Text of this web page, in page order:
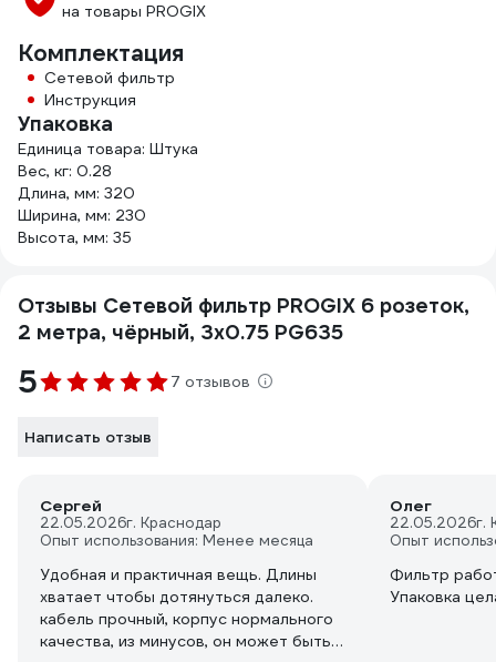
на товары PROGIX
Комплектация
Сетевой фильтр
Инструкция
Упаковка
Единица товара: Штука
Вес, кг: 0.28
Длина, мм: 320
Ширина, мм: 230
Высота, мм: 35
Отзывы Сетевой фильтр PROGIX 6 розеток,
2 метра, чёрный, 3x0.75 PG635
5 7 отзывов
Написать отзыв
Сергей
22.05.2026г. Краснодар
Опыт использования: Менее месяца
Удобная и практичная вещь. Длины
хватает чтобы дотянуться далеко.
кабель прочный, корпус нормального
качества, из минусов, он может быть
Олег
22.05.2026г.
Опыт
Фильтр
Упаковка